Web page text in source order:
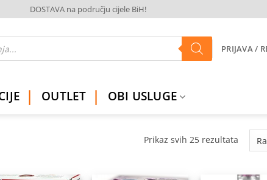
DOSTAVA na području cijele BiH!
PRIJAVA /
OUTLET OBI USLUGE
Prikaz svih 25 rezultataSorted